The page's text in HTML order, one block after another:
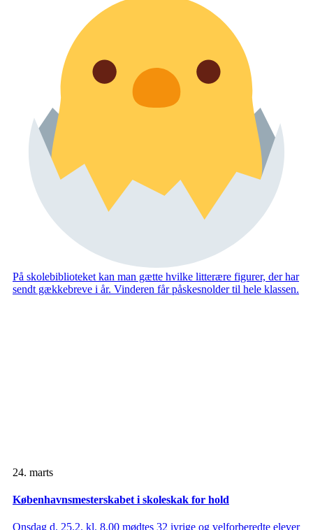
På skolebiblioteket kan man gætte hvilke litterære figurer, der har
sendt gækkebreve i år. Vinderen får påskesnolder til hele klassen.
24. marts
Københavnsmesterskabet i skoleskak for hold
Onsdag d. 25.2. kl. 8.00 mødtes 32 ivrige og velforberedte elever